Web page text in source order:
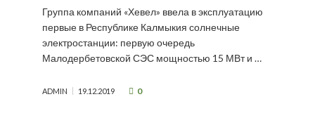
Группа компаний «Хевел» ввела в эксплуатацию
первые в Республике Калмыкия солнечные
электростанции: первую очередь
Малодербетовской СЭС мощностью 15 МВт и …
ADMIN 19.12.2019 0